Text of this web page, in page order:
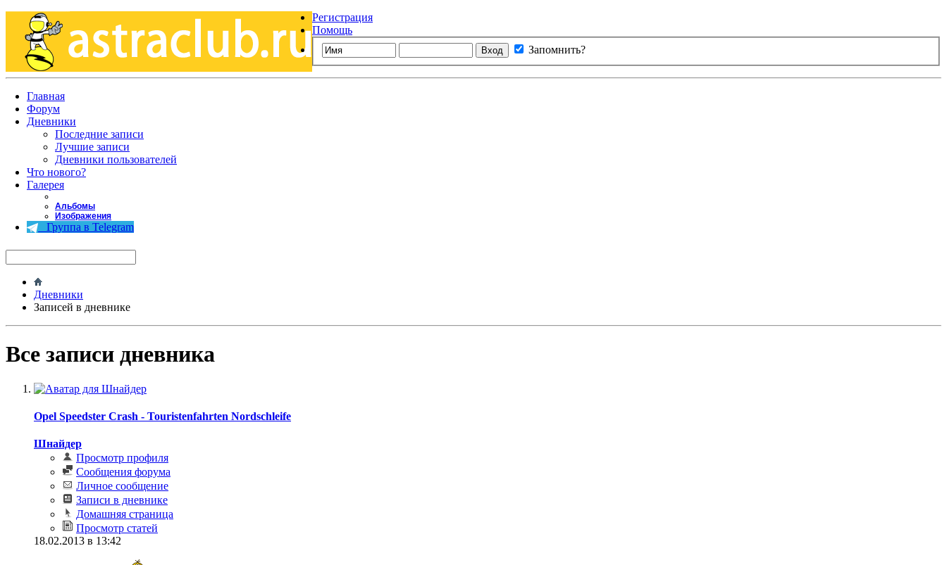
Регистрация
Помощь
Запомнить?
Главная
Форум
Дневники
Последние записи
Лучшие записи
Дневники пользователей
Что нового?
Галерея
Альбомы
Изображения
Группа в Telegram
Дневники
Записей в дневнике
Все записи дневника
Opel Speedster Crash - Touristenfahrten Nordschleife
Шнайдер
Просмотр профиля
Сообщения форума
Личное сообщение
Записи в дневнике
Домашняя страница
Просмотр статей
18.02.2013 в 13:42